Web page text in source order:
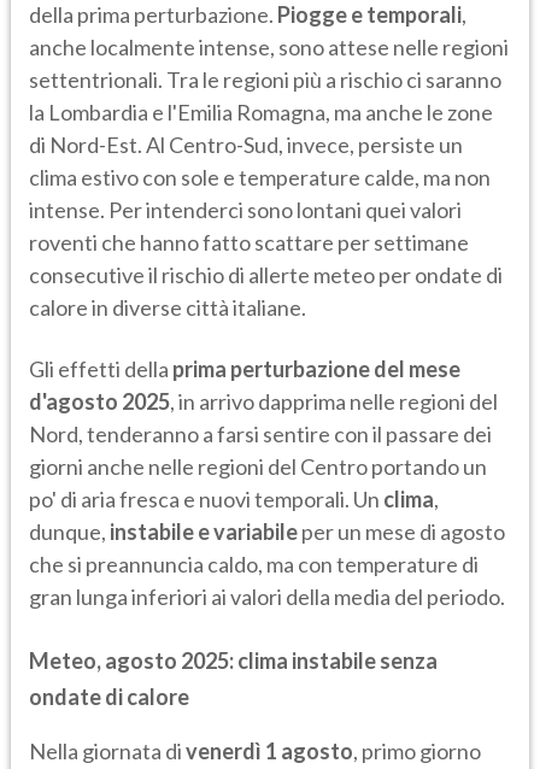
della prima perturbazione. Piogge e temporali,
anche localmente intense, sono attese nelle regioni
settentrionali. Tra le regioni più a rischio ci saranno
la Lombardia e l'Emilia Romagna, ma anche le zone
di Nord-Est. Al Centro-Sud, invece, persiste un
clima estivo con sole e temperature calde, ma non
intense. Per intenderci sono lontani quei valori
roventi che hanno fatto scattare per settimane
consecutive il rischio di allerte meteo per ondate di
calore in diverse città italiane.
Gli effetti della prima perturbazione del mese
d'agosto 2025, in arrivo dapprima nelle regioni del
Nord, tenderanno a farsi sentire con il passare dei
giorni anche nelle regioni del Centro portando un
po' di aria fresca e nuovi temporali. Un clima,
dunque, instabile e variabileper un mese di agosto
che si preannuncia caldo, ma con temperature di
gran lunga inferiori ai valori della media del periodo.
Meteo, agosto 2025: clima instabile senza
ondate di calore
Nella giornata divenerdì 1 agosto, primo giorno